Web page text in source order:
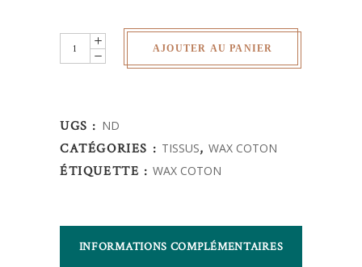
Wax
Africain
quantity
AJOUTER AU PANIER
UGS : ND
CATÉGORIES : TISSUS,WAX COTON
ÉTIQUETTE :WAX COTON
INFORMATIONS COMPLÉMENTAIRES